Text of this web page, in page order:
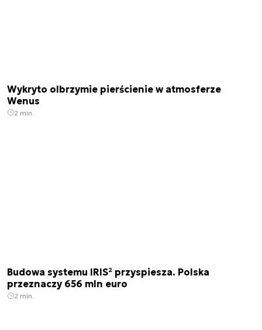
Wykryto olbrzymie pierścienie w atmosferze
Wenus
2 min.
Budowa systemu IRIS² przyspiesza. Polska
przeznaczy 656 mln euro
2 min.